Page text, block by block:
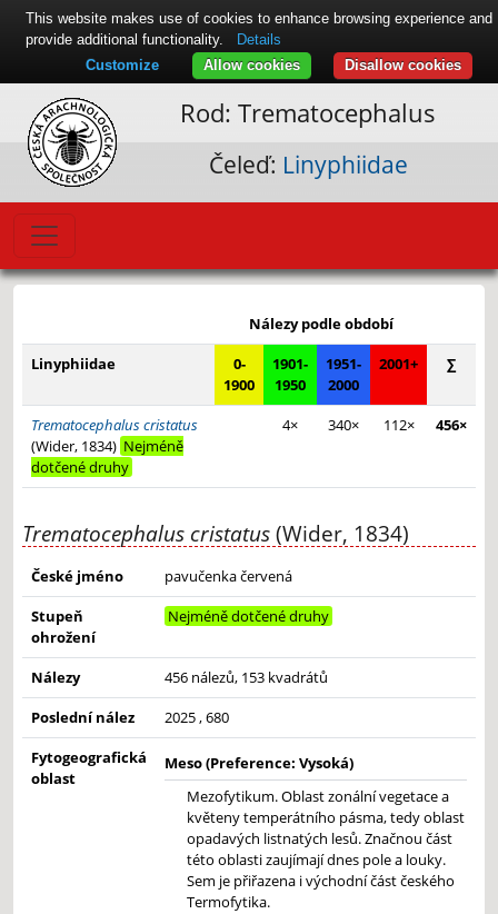
Rod: Trematocephalus
Čeleď: Linyphiidae
−
Leaflet|© Seznam.cz a.s. a další
Nálezy podle období
Linyphiidae
0-
1900
1901-
1950
1951-
2000
2001+ ∑
Trematocephalus cristatus
(Wider, 1834) Nejméně
dotčené druhy
4× 340× 112× 456×
Trematocephalus cristatus(Wider, 1834)
České jméno
pavučenka červená
Stupeň
ohrožení
Nejméně dotčené druhy
Nálezy
456 nálezů, 153 kvadrátů
Poslední nález
2025 , 680
Fytogeografická
oblast
Meso (Preference: Vysoká)
Mezofytikum. Oblast zonální vegetace a
květeny temperátního pásma, tedy oblast
opadavých listnatých lesů. Značnou část
této oblasti zaujímají dnes pole a louky.
Sem je přiřazena i východní část českého
Termofytika.
This website makes use of cookies to enhance browsing experience and
provide additional functionality.
Details
Disallow cookies
Allow cookies
Customize